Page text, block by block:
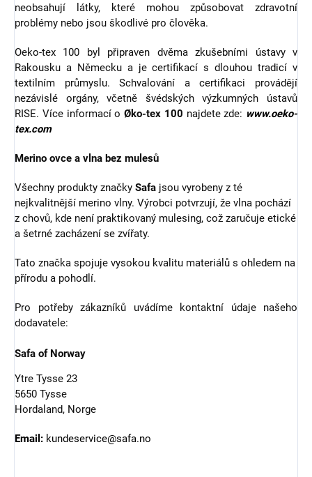
neobsahují látky, které mohou způsobovat zdravotní
problémy nebo jsou škodlivé pro člověka.
Oeko-tex 100 byl připraven dvěma zkušebními ústavy v
Rakousku a Německu a je certifikací s dlouhou tradicí v
textilním průmyslu. Schvalování a certifikaci provádějí
nezávislé orgány, včetně švédských výzkumných ústavů
RISE. Více informací o Øko-tex 100 najdete zde: www.oeko-
tex.com
Merino ovce a vlna bez mulesů
Všechny produkty značky Safa jsou vyrobeny z té
nejkvalitnější merino vlny. Výrobci potvrzují, že vlna pochází
z chovů, kde není praktikovaný mulesing, což zaručuje etické
a šetrné zacházení se zvířaty.
Tato značka spojuje vysokou kvalitu materiálů s ohledem na
přírodu a pohodlí.
Pro potřeby zákazníků uvádíme kontaktní údaje našeho
dodavatele:
Safa of Norway
Ytre Tysse 23
5650 Tysse
Hordaland, Norge
Email: kundeservice@safa.no